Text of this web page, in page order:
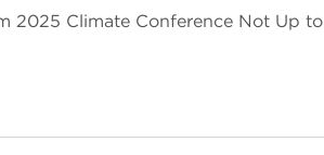
2025 Climate Conference Not Up to